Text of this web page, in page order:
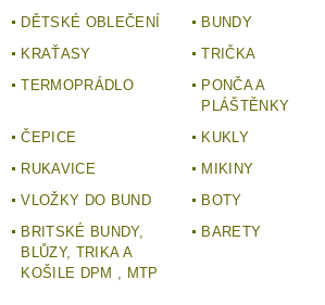
DĚTSKÉ OBLEČENÍ BUNDY
KRAŤASY
TRIČKA
TERMOPRÁDLO
PONČA A
PLÁŠTĚNKY
ČEPICE KUKLY
RUKAVICE
MIKINY
VLOŽKY DO BUND
BOTY
BRITSKÉ BUNDY,
BLŮZY, TRIKA A
KOŠILE DPM , MTP
BARETY